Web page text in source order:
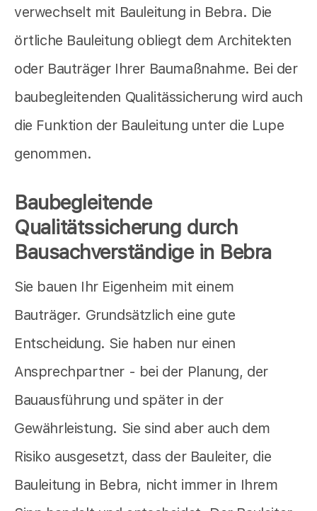
verwechselt mit Bauleitung in Bebra. Die
örtliche Bauleitung obliegt dem Architekten
oder Bauträger Ihrer Baumaßnahme. Bei der
baubegleitenden Qualitässicherung wird auch
die Funktion der Bauleitung unter die Lupe
genommen.
Baubegleitende
Qualitätssicherung durch
Bausachverständige in Bebra
Sie bauen Ihr Eigenheim mit einem
Bauträger. Grundsätzlich eine gute
Entscheidung. Sie haben nur einen
Ansprechpartner - bei der Planung, der
Bauausführung und später in der
Gewährleistung. Sie sind aber auch dem
Risiko ausgesetzt, dass der Bauleiter, die
Bauleitung in Bebra, nicht immer in Ihrem